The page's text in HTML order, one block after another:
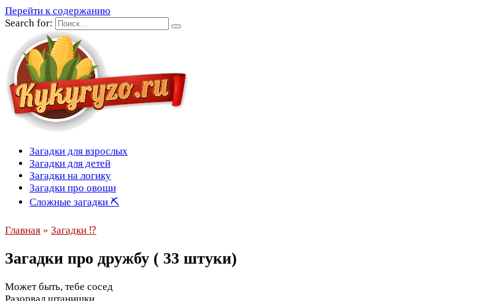
Перейти к содержанию
Search for:
Загадки для взрослых
Загадки для детей
Загадки на логику
Загадки про овощи
Сложные загадки ⛏
Главная » Загадки ⁉
Загадки про дружбу ( 33 штуки)
Может быть, тебе сосед